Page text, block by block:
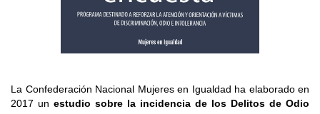
La Confederación Nacional Mujeres en Igualdad ha elaborado en
2017 un estudio sobre la incidencia de los Delitos de Odio